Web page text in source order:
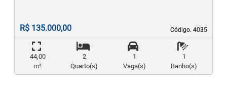
Código. 4035
Código. 4035
R$ 135.000,00
44,00
m²
2
Quarto(s)
1
Vaga(s)
1
Banho(s)